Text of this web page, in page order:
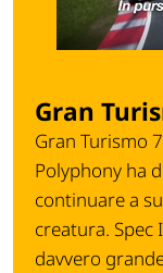
Gran
Gran Turismo
Polyphony ha
continuare a
creatura.
davvero